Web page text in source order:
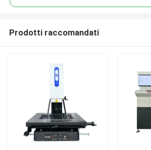
Casa
Prodotti raccomandati